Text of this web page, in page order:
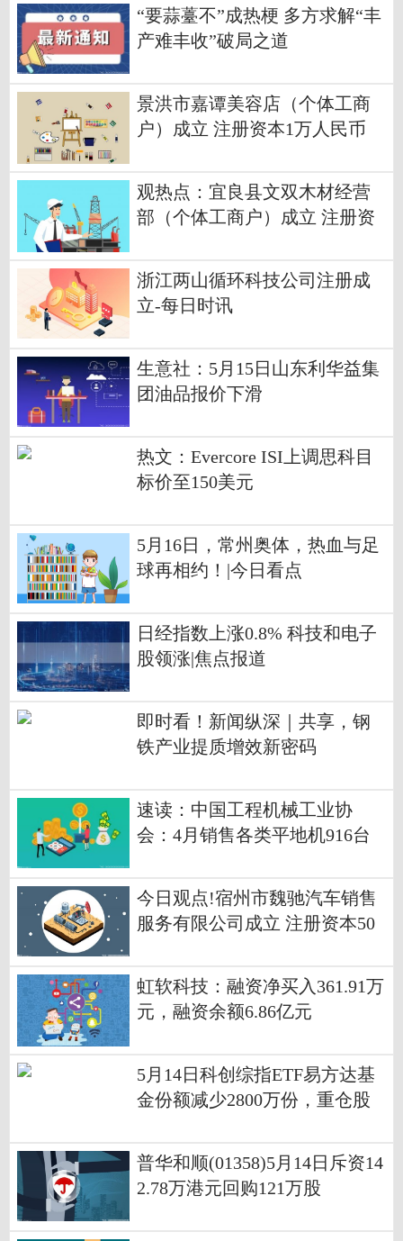
“要蒜薹不”成热梗 多方求解“丰
产难丰收”破局之道
景洪市嘉谭美容店（个体工商
户）成立 注册资本1万人民币
观热点：宜良县文双木材经营
部（个体工商户）成立 注册资
浙江两山循环科技公司注册成
立-每日时讯
生意社：5月15日山东利华益集
团油品报价下滑
热文：Evercore ISI上调思科目
标价至150美元
5月16日，常州奥体，热血与足
球再相约！|今日看点
日经指数上涨0.8% 科技和电子
股领涨|焦点报道
即时看！新闻纵深｜共享，钢
铁产业提质增效新密码
速读：中国工程机械工业协
会：4月销售各类平地机916台
今日观点!宿州市魏驰汽车销售
服务有限公司成立 注册资本50
虹软科技：融资净买入361.91万
元，融资余额6.86亿元
5月14日科创综指ETF易方达基
金份额减少2800万份，重仓股
速看料
普华和顺(01358)5月14日斥资14
2.78万港元回购121万股